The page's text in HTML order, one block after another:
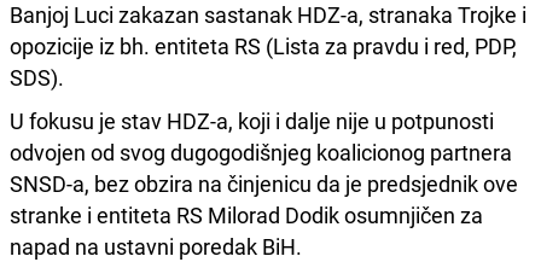
Banjoj Luci zakazan sastanak HDZ-a, stranaka Trojke i
opozicije iz bh. entiteta RS (Lista za pravdu i red, PDP,
SDS).
U fokusu je stav HDZ-a, koji i dalje nije u potpunosti
odvojen od svog dugogodišnjeg koalicionog partnera
SNSD-a, bez obzira na činjenicu da je predsjednik ove
stranke i entiteta RS Milorad Dodik osumnjičen za
napad na ustavni poredak BiH.